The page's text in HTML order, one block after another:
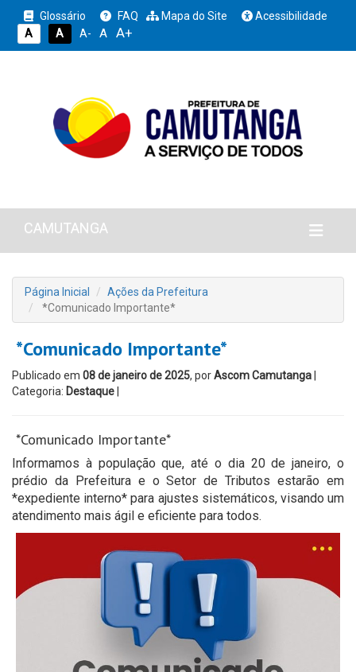
Glossário FAQ Mapa do Site
Acessibilidade
A
A A- A A+
CAMUTANGA
Página Inicial
Ações da Prefeitura
*Comunicado Importante*
*Comunicado Importante*
Publicado em 08 de janeiro de 2025, porAscom Camutanga
Categoria: Destaque
*Comunicado Importante*
Informamos à população que, até o dia 20 de janeiro, o
prédio da Prefeitura e o Setor de Tributos estarão em
*expediente interno* para ajustes sistemáticos, visando um
atendimento mais ágil e eficiente para todos.